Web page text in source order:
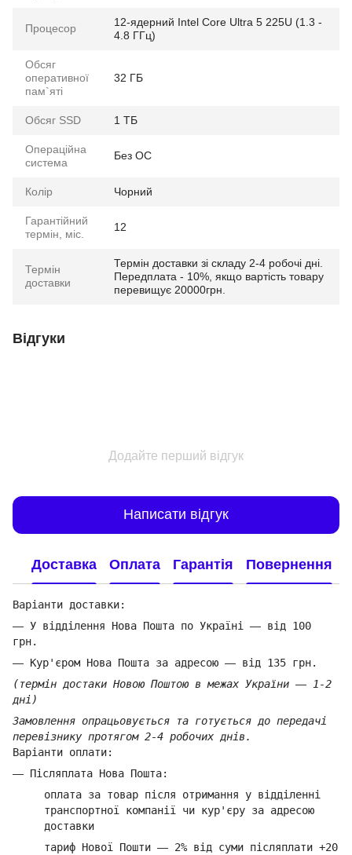
Процесор
12-ядерний Intel Core Ultra 5 225U (1.3 -
4.8 ГГц)
Обсяг
оперативної
пам`яті
32 ГБ
Обсяг SSD 1 ТБ
Операційна
система
Без ОС
Колір Чорний
Гарантійний
термін, міс.
12
Термін
доставки
Термін доставки зі складу 2-4 робочі дні.
Передплата - 10%, якщо вартість товару
перевищує 20000грн.
Відгуки
Додайте перший відгук
Написати відгук
Доставка Оплата Гарантія Повернення
Варіанти доставки:
— У відділення Нова Пошта по Україні — від 100
грн.
— Кур'єром Нова Пошта за адресою — від 135 грн.
(термін достаки Новою Поштою в межах України — 1-2
дні)
Замовлення опрацьовується та готується до передачі
перевізнику протягом 2-4 робочих днів.
Варіанти оплати:
— Післяплата Нова Пошта:
оплата за товар після отримання у відділенні
транспортної компанії чи кур'єру за адресою
доставки
тариф Нової Пошти — 2% від суми післяплати +20